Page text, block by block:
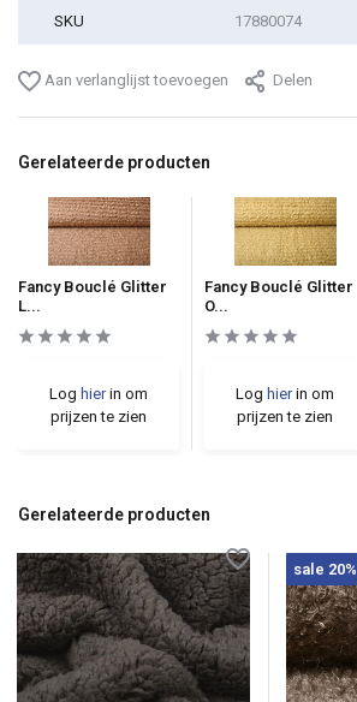
SKU 17880074
Aan verlanglijst toevoegen Delen
Gerelateerde producten
Fancy Bouclé Glitter
L...
Log hierin om
prijzen te zien
Fancy Bouclé Glitter
O...
Log hierin om
prijzen te zien
Gerelateerde producten
sale 20%